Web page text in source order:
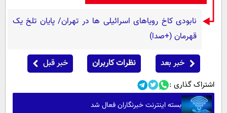
نابودی کاخ رویاهای اسرائیلی ها در تهران/ پایان تلخ یک
قهرمان (+صدا)
خبر بعد نظرات کاربران خبر قبل
اشتراک گذاری :
بسته اینترنت خبرنگاران فعال شد